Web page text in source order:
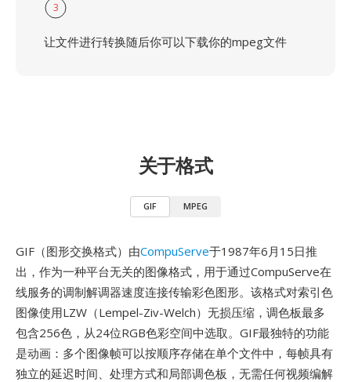
3
让文件进行转换随后你可以下载你的mpeg文件
关于格式
GIF MPEG
GIF（图形交换格式）由CompuServe于1987年6月15日推
出，作为一种平台无关的图像格式，用于通过CompuServe在
线服务的调制解调器速度连接传输彩色图形。该格式对索引色
图像使用LZW（Lempel-Ziv-Welch）无损压缩，调色板最多
包含256色，从24位RGB色彩空间中选取。GIF最独特的功能
是动画：多个图像帧可以按顺序存储在单个文件中，每帧具有
独立的延迟时间、处理方式和局部调色板，无需任何视频编解